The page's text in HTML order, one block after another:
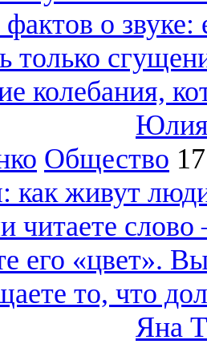
о
только
колебания,
Юлия
Общество
как живут
читаете слово
его «цвет».
то, что
Яна